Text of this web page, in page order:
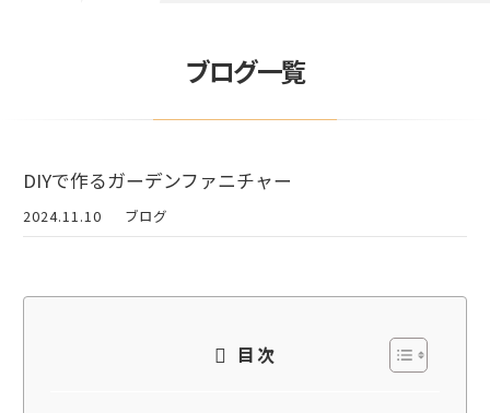
ブログ一覧
DIYで作るガーデンファニチャー
2024.11.10 ブログ
目次